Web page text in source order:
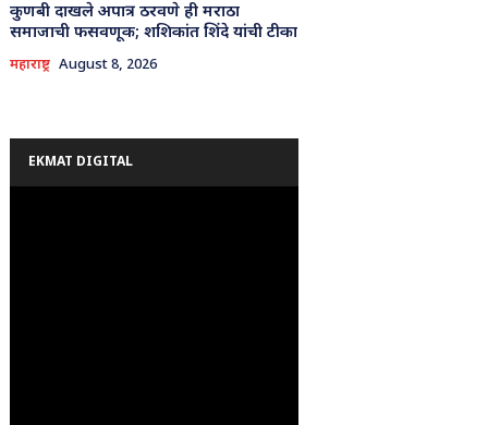
कुणबी दाखले अपात्र ठरवणे ही मराठा
समाजाची फसवणूक; शशिकांत शिंदे यांची टीका
महाराष्ट्र August 8, 2026
EKMAT DIGITAL